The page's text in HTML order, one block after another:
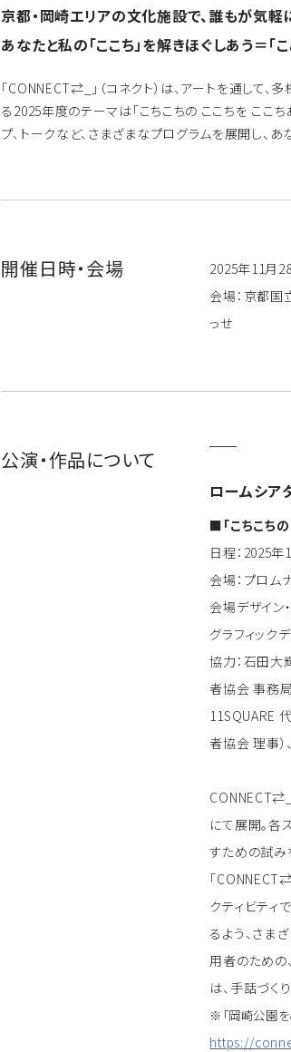
京都・岡崎エリアの文化施設で、誰もが気軽
あなたと私の「ここち」を解きほぐしあう＝「
「CONNECT⇄_」（コネクト）は、アートを通して
る2025年度のテーマは「こちこちの ここちを ここ
プ、トークなど、さまざまなプログラムを展開し、あ
開催日時・会場
2025年11月28
会場：京都国
っせ
公演・作品について
ロームシア
■「こちこち
日程：2025
会場：プロム
会場デザイン
グラフィック
協力：石田大
者協会 事務局
11SQUARE
者協会 理事）
にて展開。各
すための試み
「
クティビティ
るよう、さま
用者のための
は、手話づく
※「岡崎公園を
https://